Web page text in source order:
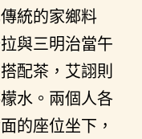
統的家鄉料
與三明治當午
配茶，艾詡則
水。兩個人各
的座位坐下，